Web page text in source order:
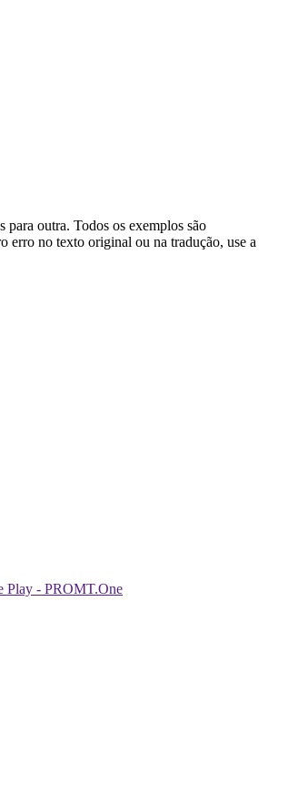
para outra. Todos os exemplos são
erro no texto original ou na tradução, use a